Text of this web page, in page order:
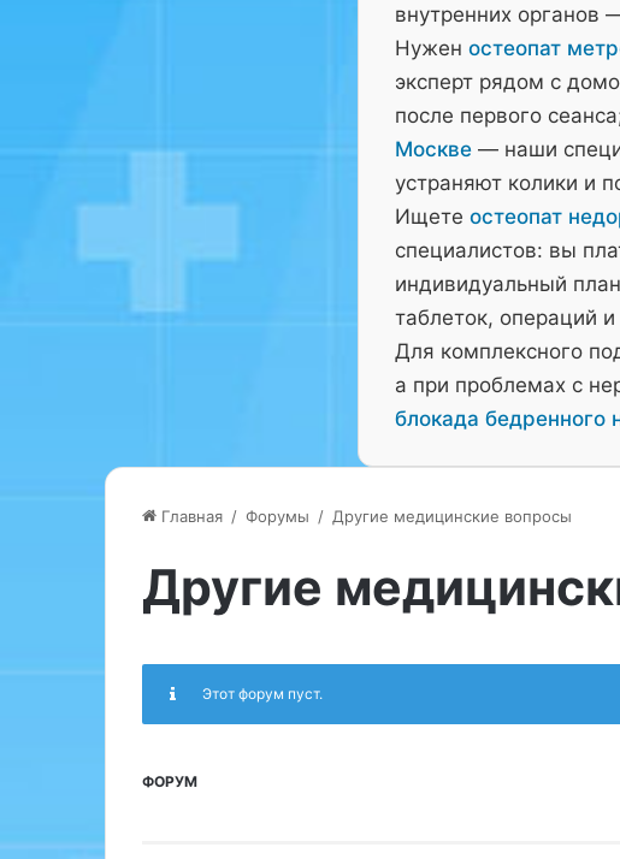
внутренних органов
Нужен остеопат
эксперт рядом с
после первого
Москве — наши
устраняют колики и
Ищете остеопат
специалистов: вы
индивидуальный
таблеток, операций
Для комплексного
а при проблемах с
блокада бедренного
Главная / Форумы / Другие медицинские вопросы
Другие
Этот форум пуст.
ФОРУМ